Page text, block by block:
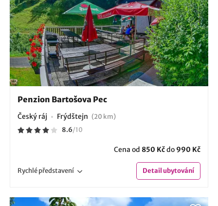
Penzion Bartošova Pec
Český ráj Frýdštejn (20 km)
8.6/10
Cena od 850 Kčdo 990 Kč
Rychlépředstavení Detailubytování